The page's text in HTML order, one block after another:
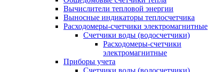
Вычислители тепловой энергии
Выносные индикаторы теплосчетчика
Расходомеры-счетчики электромагнитные
Счетчики воды (водосчетчики)
Расходомеры-счетчики
электромагнитные
Приборы учета
Счетчики воды (водосчетчики)